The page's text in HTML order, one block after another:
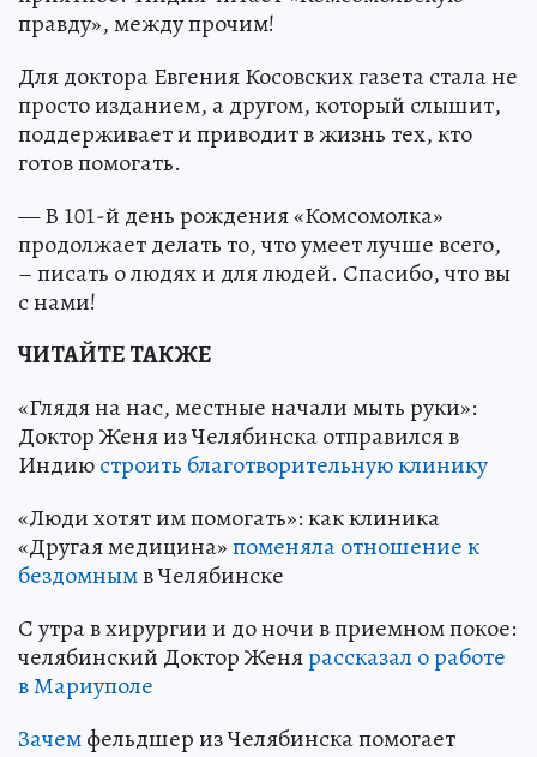
правду», между прочим!
Для доктора Евгения Косовских газета стала не
просто изданием, а другом, который слышит,
поддерживает и приводит в жизнь тех, кто
готов помогать.
— В 101-й день рождения «Комсомолка»
продолжает делать то, что умеет лучше всего,
– писать о людях и для людей. Спасибо, что вы
с нами!
ЧИТАЙТЕ ТАКЖЕ
«Глядя на нас, местные начали мыть руки»:
Доктор Женя из Челябинска отправился в
Индиюстроить благотворительную клинику
«Люди хотят им помогать»: как клиника
«Другая медицина»поменяла отношение к
бездомнымв Челябинске
С утра в хирургии и до ночи в приемном покое:
челябинский Доктор Женярассказал о работе
в Мариуполе
Зачемфельдшер из Челябинска помогает